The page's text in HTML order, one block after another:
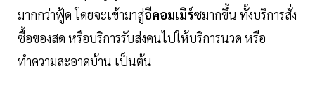
มากกว่าฟู้ด โดยจะเข้ามาสู่อีคอมเมิร์ซมากขึ้น ทั้งบริการสั่ง
ซื้อของสด หรือบริการรับส่งคนไปให้บริการนวด หรือ
ทำความสะอาดบ้าน เป็นต้น